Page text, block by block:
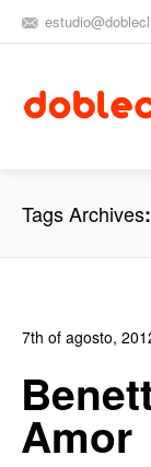
Tags Archives
7th of agosto,
Amor